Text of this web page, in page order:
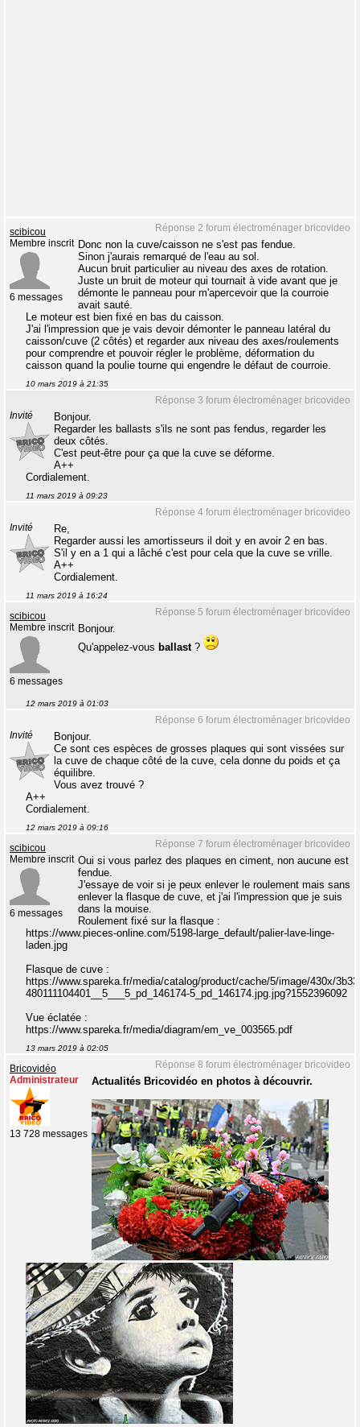
Réponse 2 forum électroménager bricovideo
scibicou
Membre inscrit
6 messages
Donc non la cuve/caisson ne s'est pas fendue.
Sinon j'aurais remarqué de l'eau au sol.
Aucun bruit particulier au niveau des axes de rotation.
Juste un bruit de moteur qui tournait à vide avant que je
démonte le panneau pour m'apercevoir que la courroie
avait sauté.
Le moteur est bien fixé en bas du caisson.
J'ai l'impression que je vais devoir démonter le panneau latéral du
caisson/cuve (2 côtés) et regarder aux niveau des axes/roulements
pour comprendre et pouvoir régler le problème, déformation du
caisson quand la poulie tourne qui engendre le défaut de courroie.
10 mars 2019 à 21:35
Réponse 3 forum électroménager bricovideo
Invité
Bonjour.
Regarder les ballasts s'ils ne sont pas fendus, regarder les
deux côtés.
C'est peut-être pour ça que la cuve se déforme.
A++
Cordialement.
11 mars 2019 à 09:23
Réponse 4 forum électroménager bricovideo
Invité
Re,
Regarder aussi les amortisseurs il doit y en avoir 2 en bas.
S'il y en a 1 qui a lâché c'est pour cela que la cuve se vrille.
A++
Cordialement.
11 mars 2019 à 16:24
Réponse 5 forum électroménager bricovideo
scibicou
Membre inscrit
6 messages
Bonjour.
Qu'appelez-vous ballast ?
12 mars 2019 à 01:03
Réponse 6 forum électroménager bricovideo
Invité
Bonjour.
Ce sont ces espèces de grosses plaques qui sont vissées sur
la cuve de chaque côté de la cuve, cela donne du poids et ça
équilibre.
Vous avez trouvé ?
A++
Cordialement.
12 mars 2019 à 09:16
Réponse 7 forum électroménager bricovideo
scibicou
Membre inscrit
6 messages
Oui si vous parlez des plaques en ciment, non aucune est
fendue.
J'essaye de voir si je peux enlever le roulement mais sans
enlever la flasque de cuve, et j'ai l'impression que je suis
dans la mouise.
Roulement fixé sur la flasque :
https://www.pieces-online.com/5198-large_default/palier-lave-linge-
laden.jpg
Flasque de cuve :
https://www.spareka.fr/media/catalog/product/cache/5/image/430x/
480111104401__5___5_pd_146174-5_pd_146174.jpg.jpg?1552396092
Vue éclatée :
https://www.spareka.fr/media/diagram/em_ve_003565.pdf
13 mars 2019 à 02:05
Réponse 8 forum électroménager bricovideo
Bricovidéo
Administrateur
13 728 messages
Actualités Bricovidéo en photos à découvrir.